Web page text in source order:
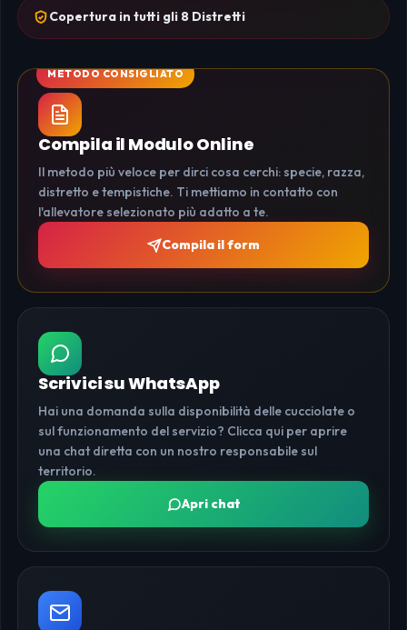
Copertura in tutti gli 8 Distretti
Compila il Modulo Online
Il metodo più veloce per dirci cosa cerchi: specie, razza,
distretto e tempistiche. Ti mettiamo in contatto con
l'allevatore selezionato più adatto a te.
Compila il form
Scrivici su WhatsApp
Hai una domanda sulla disponibilità delle cucciolate o
sul funzionamento del servizio? Clicca qui per aprire
una chat diretta con un nostro responsabile sul
territorio.
Apri chat